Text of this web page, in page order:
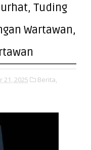
Tuding
Wartawan,
21, 2025 Berita,